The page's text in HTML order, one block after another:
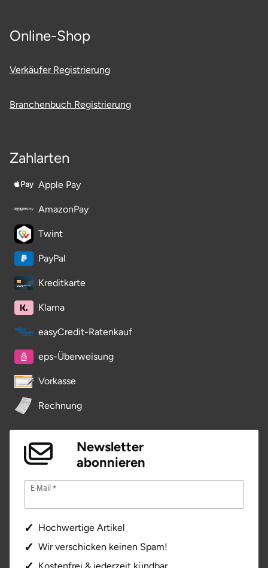
Online-Shop
Verkäufer Registrierung
Branchenbuch Registrierung
Zahlarten
Apple Pay
AmazonPay
Twint
PayPal
Kreditkarte
Klarna
easyCredit-Ratenkauf
eps-Überweisung
Vorkasse
Rechnung
Newsletter
abonnieren
E-Mail
Hochwertige Artikel
Wir verschicken keinen Spam!